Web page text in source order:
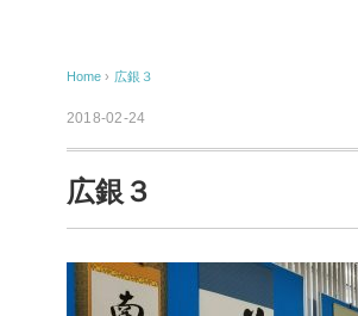
Home › 広銀３
2018-02-24
広銀３